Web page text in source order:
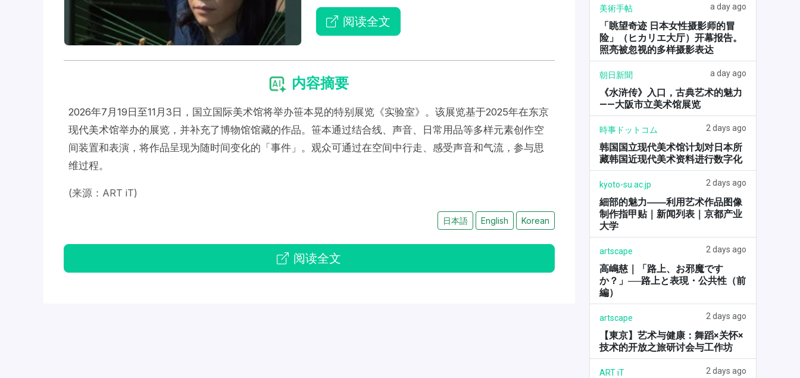
阅读全文
内容摘要
2026年7月19日至11月3日，国立国际美术馆将举办笹本晃的特别展览《实验室》。该展览基于2025年在东京
现代美术馆举办的展览，并补充了博物馆馆藏的作品。笹本通过结合线、声音、日常用品等多样元素创作空
间装置和表演，将作品呈现为随时间变化的「事件」。观众可通过在空间中行走、感受声音和气流，参与思
维过程。
(来源：ART iT)
日本語 English Korean
阅读全文
美術手帖 a day ago
「眺望奇迹 日本女性摄影师的冒
险」（ヒカリエ大厅）开幕报告。
照亮被忽视的多样摄影表达
朝日新聞 a day ago
《水浒传》入口，古典艺术的魅力
——大阪市立美术馆展览
時事ドットコム 2 days ago
韩国国立现代美术馆计划对日本所
藏韩国近现代美术资料进行数字化
kyoto-su.ac.jp 2 days ago
細部的魅力――利用艺术作品图像
制作指甲贴｜新闻列表｜京都产业
大学
artscape 2 days ago
高嶋慈｜「路上、お邪魔です
か？」──路上と表現・公共性（前
編）
artscape 2 days ago
【東京】艺术与健康：舞蹈×关怀×
技术的开放之旅研讨会与工作坊
ART iT 2 days ago